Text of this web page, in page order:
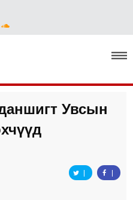
засаг
Увсын